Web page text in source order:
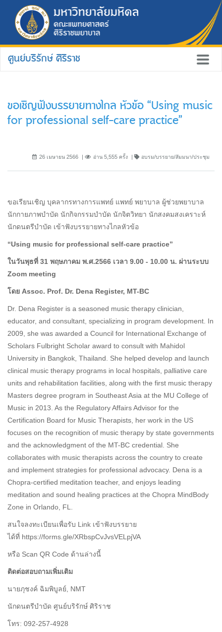
ศูนย์บริรักษ์ ศิริราช
ขอเชิญฟังบรรยายทางไกล หัวข้อ “Using music
for professional self-care practice”
26 เมษายน 2566 อ่าน 5,555 ครั้ง อบรม/บรรยาย/สัมมนา/ประชุม
ขอเรียนเชิญ บุคลากรทางการแพทย์ แพทย์ พยาบาล ผู้ช่วยพยาบาล
นักกายภาพบำบัด นักกิจกรรมบำบัด นักจิตวิทยา นักสงคมสงเคราะห์
นักดนตรีบำบัด เข้าฟังบรรยายทางไกลหัวข้อ
“Using music for professional self-care practice”
ในวันพุธที่ 31 พฤษภาคม พ.ศ.2566 เวลา 9.00 - 10.00 น. ผ่านระบบ
Zoom meeting
โดย Assoc. Prof. Dr. Dena Register, MT-BC
Dr. Dena Register is a seasoned music therapy clinician,
educator, and consultant, specializing in program development. In
2009, she was awarded a Council for International Exchange of
Scholars Fulbright Scholar award to consult with Mahidol
University in Bangkok, Thailand. She helped develop and launch
clinical music therapy programs in local hospitals, palliative care
units and rehabilitation facilities, along with the first music therapy
Masters degree program in Southeast Asia at the MU College of
Music in 2013. As the Regulatory Affairs Advisor for the
Certification Board for Music Therapists, her work in the US
focuses on the recognition of music therapy by state governments
and the acknowledgment of the MT-BC credential. She
collaborates with music therapists across the country to create
and implement strategies for professional advocacy. Dena is a
Chopra-certified meditation teacher, and enjoys leading
meditation and sound healing practices at the Chopra MindBody
Zone in Orlando, FL.
สนใจลงทะเบียนเพื่อรับ Link เข้าฟังบรรยาย
ได้ที่ https://forms.gle/XRbspCvJvsVELpjVA
หรือ Scan QR Code ด้านล่างนี้
ติดต่อสอบถามเพิ่มเติม
นายภุชงค์ ฉิมพิบูลย์, NMT
นักดนตรีบำบัด ศูนย์บริรักษ์ ศิริราช
โทร: 092-257-4928